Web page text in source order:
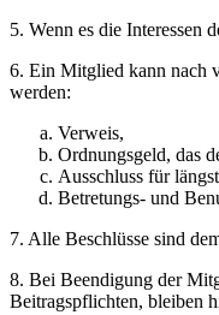
5. Wenn es die Interessen
6. Ein Mitglied kann nach
werden:
Verweis,
Ordnungsgeld, das
Ausschluss für
Betretungs- und
7. Alle Beschlüsse sind
8. Bei Beendigung der
Beitragspflichten, bleiben